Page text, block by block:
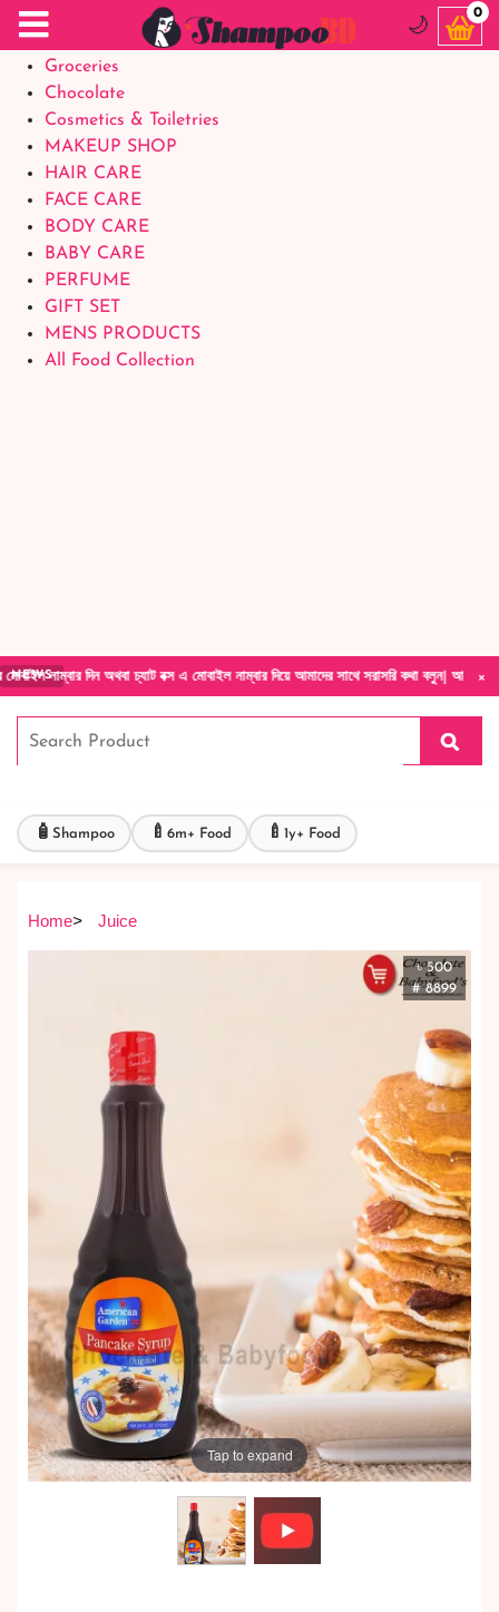
Food Supplements
Baby Foods
Groceries
Chocolate
Cosmetics & Toiletries
MAKEUP SHOP
HAIR CARE
FACE CARE
BODY CARE
BABY CARE
PERFUME
GIFT SET
MENS PRODUCTS
All Food Collection
×
NEWSঅথবা চ্যাট বক্স এ মোবাইল নাম্বার দিয়ে আমাদের সাথে সরাসরি কথা বলুন| আমাদের যেকোনো
🌙
0
🧴 Shampoo 🍼 6m+ Food 🍼 1y+ Food
Home> Juice
৳ 500
# 8899
Tap to expand